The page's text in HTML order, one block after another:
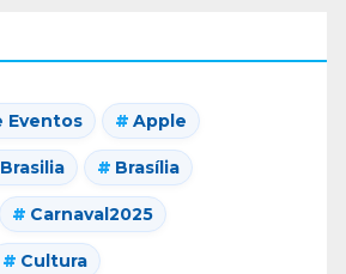
Eventos Apple
Brasilia Brasília
Carnaval2025
Cultura